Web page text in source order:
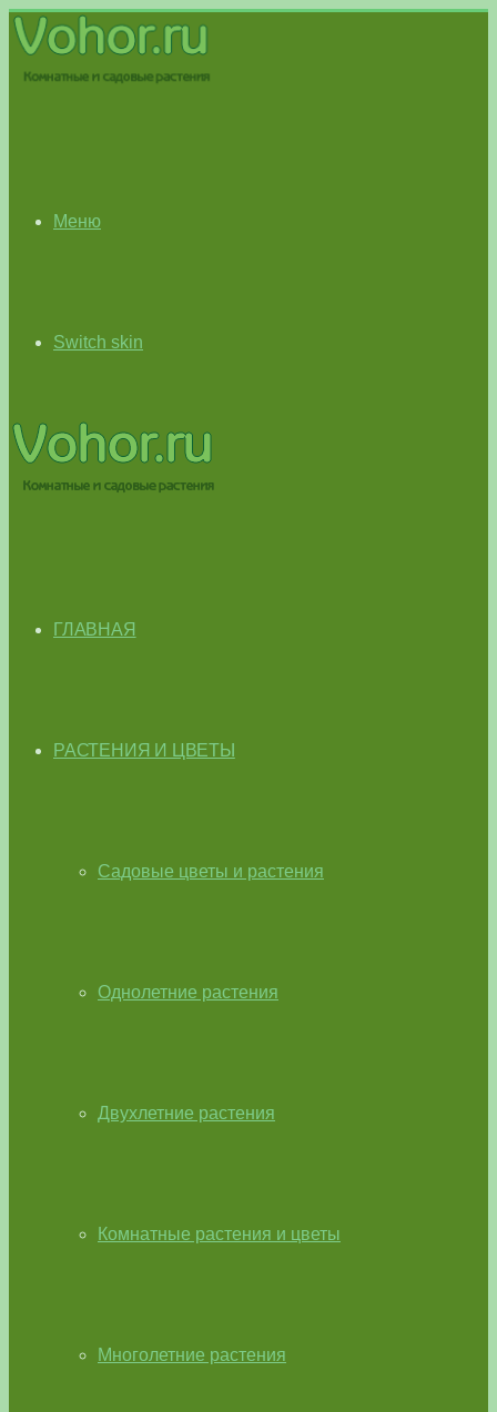
Меню
Switch skin
ГЛАВНАЯ
РАСТЕНИЯ И ЦВЕТЫ
Садовые цветы и растения
Однолетние растения
Двухлетние растения
Комнатные растения и цветы
Многолетние растения